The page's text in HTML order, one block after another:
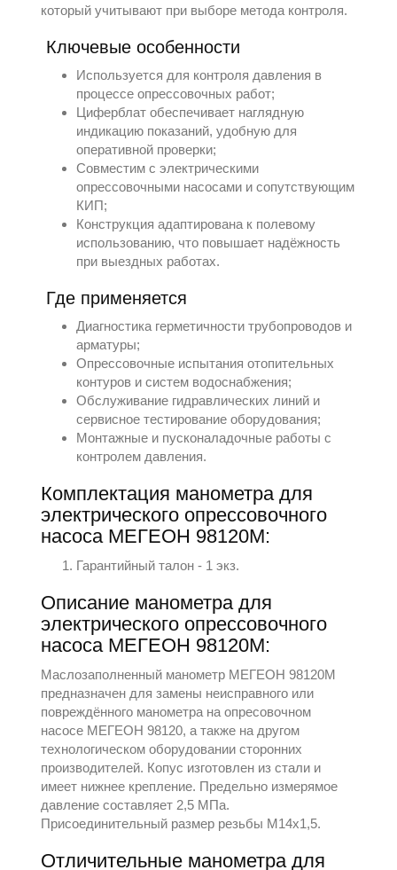
который учитывают при выборе метода контроля.
Ключевые особенности
Используется для контроля давления в
процессе опрессовочных работ;
Циферблат обеспечивает наглядную
индикацию показаний, удобную для
оперативной проверки;
Совместим с электрическими
опрессовочными насосами и сопутствующим
КИП;
Конструкция адаптирована к полевому
использованию, что повышает надёжность
при выездных работах.
Где применяется
Диагностика герметичности трубопроводов и
арматуры;
Опрессовочные испытания отопительных
контуров и систем водоснабжения;
Обслуживание гидравлических линий и
сервисное тестирование оборудования;
Монтажные и пусконаладочные работы с
контролем давления.
Комплектация манометра для
электрического опрессовочного
насоса МЕГЕОН 98120М:
Гарантийный талон - 1 экз.
Описание манометра для
электрического опрессовочного
насоса МЕГЕОН 98120М:
Маслозаполненный манометр МЕГЕОН 98120М
предназначен для замены неисправного или
повреждённого манометра на опресовочном
насосе МЕГЕОН 98120, а также на другом
технологическом оборудовании сторонних
производителей. Копус изготовлен из стали и
имеет нижнее крепление. Предельно измерямое
давление составляет 2,5 МПа.
Присоединительный размер резьбы М14х1,5.
Отличительные манометра для